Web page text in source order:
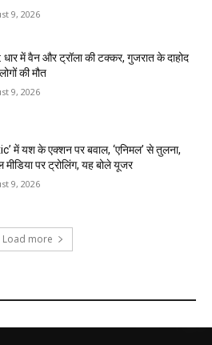
9, 2026
धार में वैन और ट्रॉला की टक्कर, गुजरात के दाहोद
की मौत
9, 2026
में यश के एक्शन पर बवाल, ‘एनिमल’ से तुलना,
मीडिया पर ट्रोलिंग, यह बोले यूजर
9, 2026
Load more